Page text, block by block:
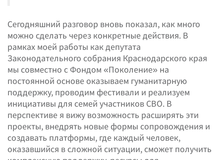
Сегодняшний разговор вновь показал, как много
можно сделать через конкретные действия. В
рамках моей работы как депутата
Законодательного собрания Краснодарского края
мы совместно с Фондом «Поколение» на
постоянной основе оказываем гуманитарную
поддержку, проводим фестивали и реализуем
инициативы для семей участников СВО. В
перспективе я вижу возможность расширять эти
проекты, внедрять новые формы сопровождения и
создавать платформы, где каждый человек,
оказавшийся в сложной ситуации, сможет получить